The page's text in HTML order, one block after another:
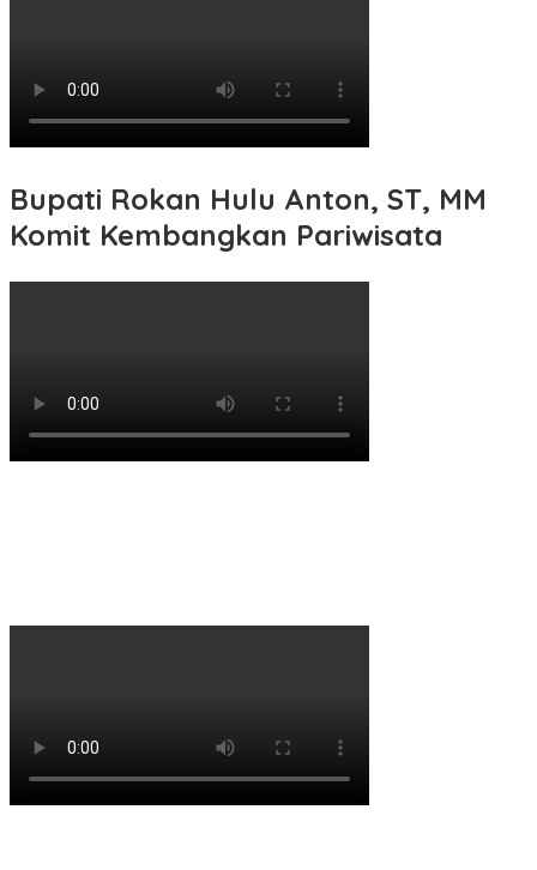
Bupati Rokan Hulu Anton, ST, MM
Komit Kembangkan Pariwisata